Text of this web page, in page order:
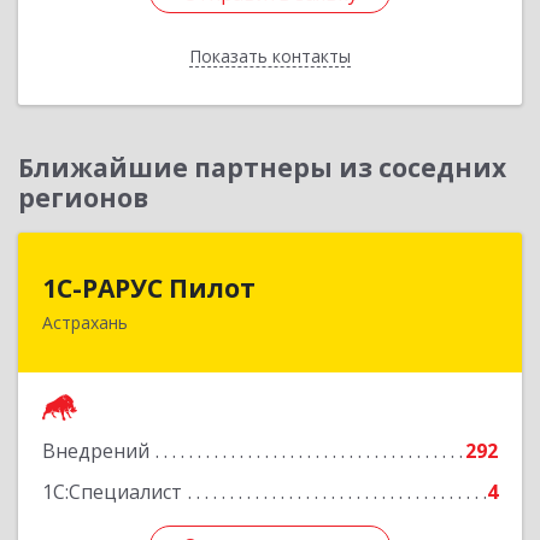
Показать контакты
Отправить заявку
Ближайшие партнеры из соседних
регионов
1С-РАРУС Пилот
Астрахань
Внедрений
292
1С:Специалист
4